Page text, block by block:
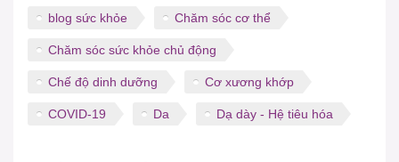
blog sức khỏe Chăm sóc cơ thể
Chăm sóc sức khỏe chủ động
Chế độ dinh dưỡng Cơ xương khớp
COVID-19 Da Dạ dày - Hệ tiêu hóa